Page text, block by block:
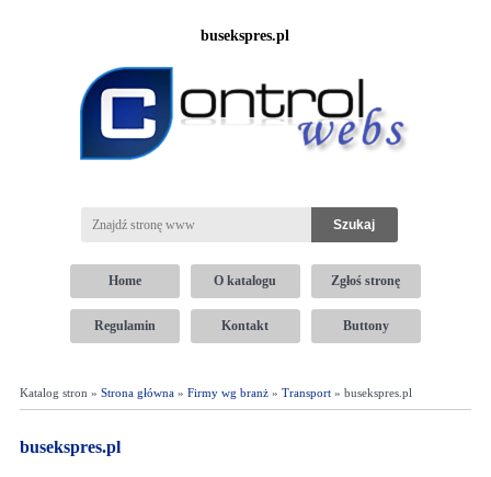
busekspres.pl
Home O katalogu Zgłoś stronę
Regulamin Kontakt Buttony
Katalog stron » Strona główna» Firmy wg branż» Transport» busekspres.pl
busekspres.pl